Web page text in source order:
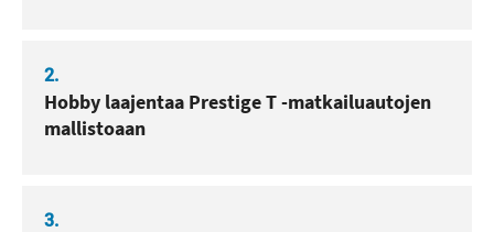
2.
Hobby laajentaa Prestige T -matkailuautojen
mallistoaan
3.